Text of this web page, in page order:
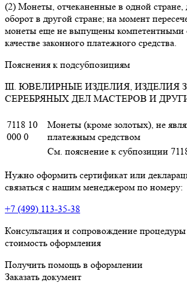
(2) Монеты, отчеканенные в одной стране,
оборот в другой стране; на момент
монеты еще не выпущены компетентными
качестве законного платежного средства.
Пояснения к подсубпозициям
III. ЮВЕЛИРНЫЕ ИЗДЕЛИЯ, ИЗДЕЛИЯ
СЕРЕБРЯНЫХ ДЕЛ МАСТЕРОВ И
7118 10
000 0
Монеты (кроме золотых), не
платежным средством
См. пояснение к субпозиции
Нужно оформить сертификат или
связаться с нашим менеджером по номеру:
+7 (499) 113-35-38
Консультация и сопровождение
стоимость оформления
Получить помощь в оформлении
Заказать документ